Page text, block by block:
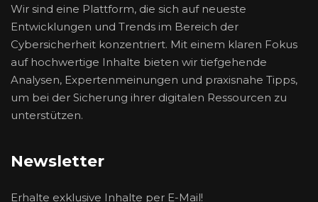
Wir sind eine Plattform, die sich auf neueste
Entwicklungen und Trends im Bereich der
Cybersicherheit konzentriert. Mit einem klaren Fokus
auf hochwertige Inhalte bieten wir tiefgehende
Analysen, Expertenmeinungen und praxisnahe Tipps,
um bei der Sicherung ihrer digitalen Ressourcen zu
unterstützen.
Newsletter
Erhalte exklusive Inhalte per E-Mail!